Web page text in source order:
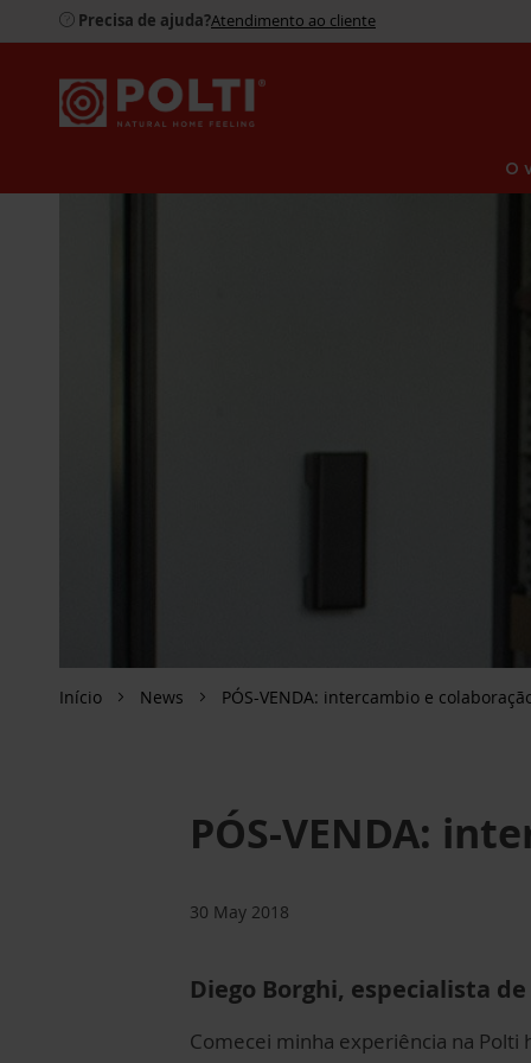
Precisa de ajuda?Atendimento ao cliente
O
Início News PÓS-VENDA: intercambio e
PÓS-VENDA:
30 May 2018
Diego Borghi, especialista
Comecei minha experiência na